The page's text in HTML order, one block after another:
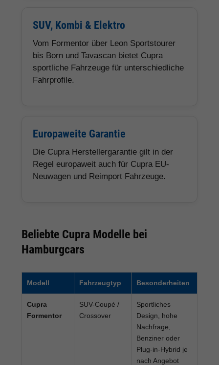
SUV, Kombi & Elektro
Vom Formentor über Leon Sportstourer
bis Born und Tavascan bietet Cupra
sportliche Fahrzeuge für unterschiedliche
Fahrprofile.
Europaweite Garantie
Die Cupra Herstellergarantie gilt in der
Regel europaweit auch für Cupra EU-
Neuwagen und Reimport Fahrzeuge.
Beliebte Cupra Modelle bei
Hamburgcars
Modell Fahrzeugtyp Besonderheiten
Cupra
Formentor
SUV-Coupé /
Crossover
Sportliches
Design, hohe
Nachfrage,
Benziner oder
Plug-in-Hybrid je
nach Angebot